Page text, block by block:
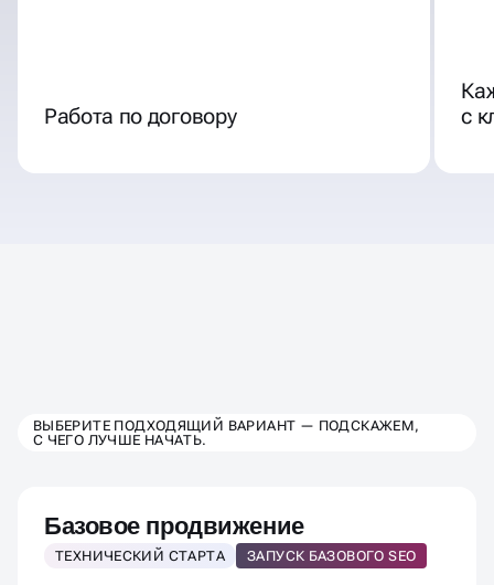
Работа по договору
с
ВЫБЕРИТЕ ТАРИФ SEO-
ПРОДВИЖЕНИЯ
ВЫБЕРИТЕ ПОДХОДЯЩИЙ ВАРИАНТ — ПОДСКАЖЕМ,
С ЧЕГО ЛУЧШЕ НАЧАТЬ.
Базовое продвижение
ТЕХНИЧЕСКИЙ СТАРТА ЗАПУСК БАЗОВОГО SEO